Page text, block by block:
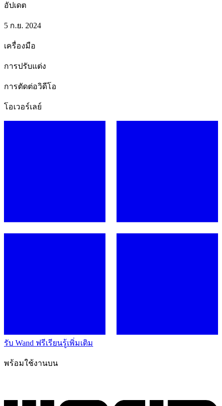
อัปเดต
5 ก.ย. 2024
เครื่องมือ
การปรับแต่ง
การตัดต่อวิดีโอ
โอเวอร์เลย์
รับ Wand ฟรีเรียนรู้เพิ่มเติม
พร้อมใช้งานบน